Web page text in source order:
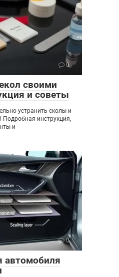
0
своими
и советы
устранить сколы и
Подробная инструкция,
и
0
автомобиля